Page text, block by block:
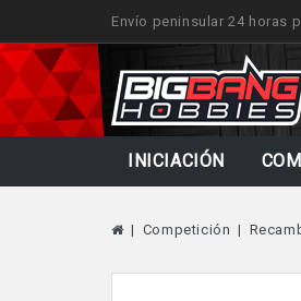
Envío peninsular 24 horas
INICIACIÓN
Competición